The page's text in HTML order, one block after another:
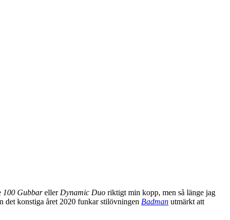
100 GubbarellerDynamic Duo riktigt min kopp, men så länge jag
det konstiga året 2020 funkar stilövningen Badman utmärkt att